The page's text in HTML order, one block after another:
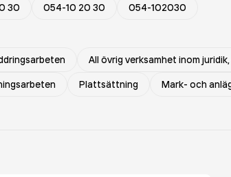
30 054-10 20 30 054-102030
All övrig verksamhet inom
Plattsättning Mark- och